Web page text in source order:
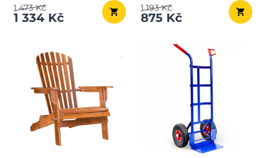
1 334 Kč
1 473 Kč
875 Kč
1 193 Kč